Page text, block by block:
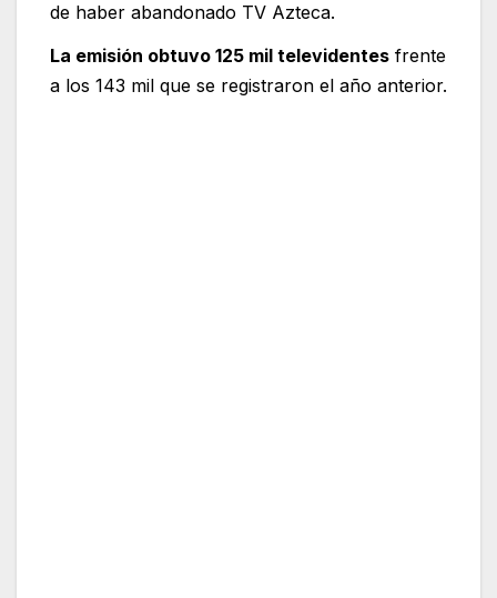
de haber abandonado TV Azteca.
La emisión obtuvo 125 mil televidentes frente
a los 143 mil que se registraron el año anterior.